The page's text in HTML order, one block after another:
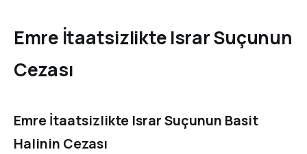
Emre İtaatsizlikte Israr Suçunun
Cezası
Emre İtaatsizlikte Israr Suçunun Basit
Halinin Cezası